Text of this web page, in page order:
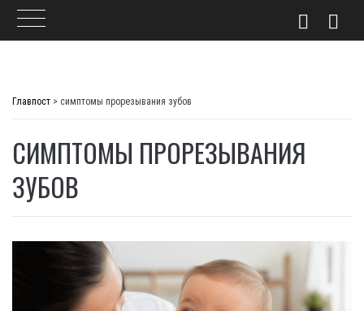
Главпост > симптомы прорезывания зубов
СИМПТОМЫ ПРОРЕЗЫВАНИЯ
ЗУБОВ